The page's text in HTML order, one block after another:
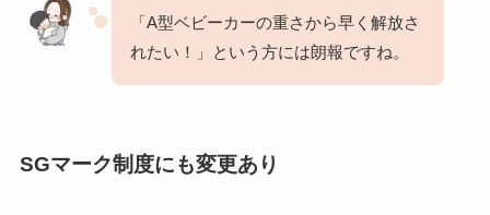
「A型ベビーカーの重さから早く解放さ
れたい！」という方には朗報ですね。
SGマーク制度にも変更あり